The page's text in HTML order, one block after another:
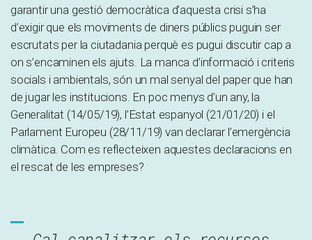
garantir una gestió democràtica d’aquesta crisi s’ha
d’exigir que els moviments de diners públics puguin ser
escrutats per la ciutadania perquè es pugui discutir cap a
on s’encaminen els ajuts. La manca d’informació i criteris
socials i ambientals, són un mal senyal del paper que han
de jugar les institucions. En poc menys d’un any, la
Generalitat (14/05/19), l’Estat espanyol (21/01/20) i el
Parlament Europeu (28/11/19) van declarar l’emergència
climàtica. Com es reflecteixen aquestes declaracions en
el rescat de les empreses?